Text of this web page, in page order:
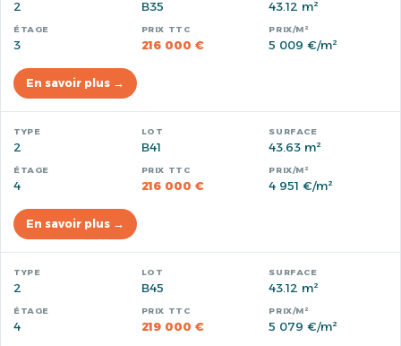
2 B35 43.12 m²
3 216 000 € 5 009 €/m²
En savoir plus →
2 B41 43.63 m²
4 216 000 € 4 951 €/m²
En savoir plus →
2 B45 43.12 m²
4 219 000 € 5 079 €/m²